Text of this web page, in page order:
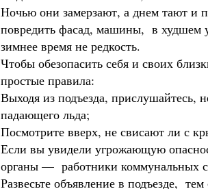
Ночью они замерзают, а днем тают и
повредить фасад, машины, в худшем
зимнее время не редкость.
Чтобы обезопасить себя и своих
простые правила:
Выходя из подъезда, прислушайтесь,
падающего льда;
Посмотрите вверх, не свисают ли с
Если вы увидели угрожающую
органы — работники коммунальных
Развесьте объявление в подъезде,